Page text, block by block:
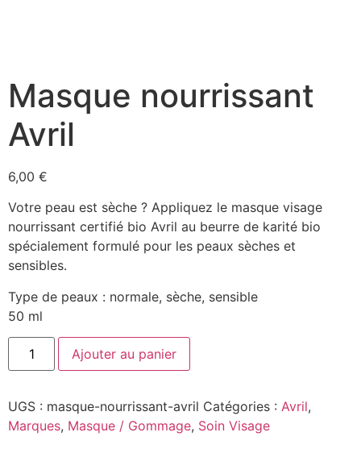
Masque nourrissant
Avril
6,00 €
Votre peau est sèche ? Appliquez le masque visage
nourrissant certifié bio Avril au beurre de karité bio
spécialement formulé pour les peaux sèches et
sensibles.
Type de peaux : normale, sèche, sensible
50 ml
Ajouter au panier
UGS : masque-nourrissant-avril Catégories : Avril,
Marques, Masque / Gommage, Soin Visage